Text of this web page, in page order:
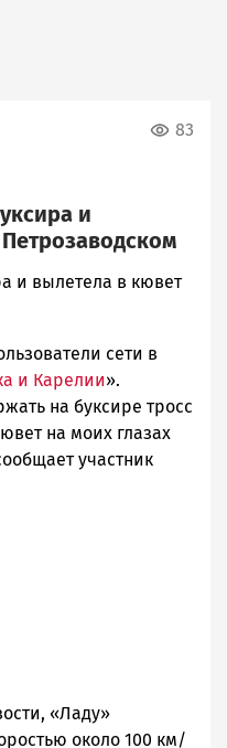
83
и
и вылетела в кювет
сети в
и Карелии».
на буксире тросс
на моих глазах
участник
«Ладу»
около 100 км/